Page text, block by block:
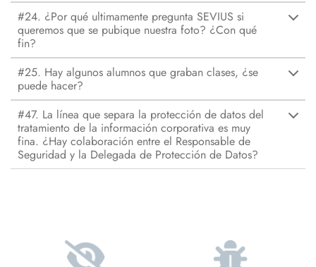
#24. ¿Por qué ultimamente pregunta SEVIUS si
queremos que se pubique nuestra foto? ¿Con qué
fin?
#25. Hay algunos alumnos que graban clases, ¿se
puede hacer?
#47. La línea que separa la protección de datos del
tratamiento de la información corporativa es muy
fina. ¿Hay colaboración entre el Responsable de
Seguridad y la Delegada de Protección de Datos?